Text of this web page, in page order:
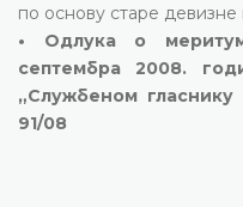
по основу старе
• Одлука о
септембра 2008.
„Службеном
91/08